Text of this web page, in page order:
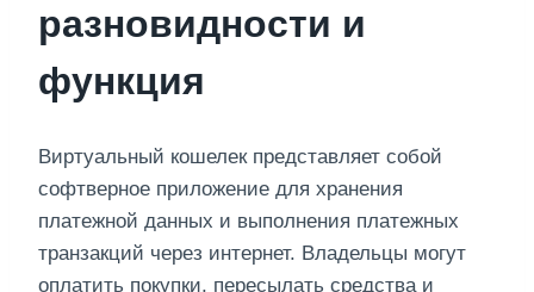
разновидности и
функция
Виртуальный кошелек представляет собой
софтверное приложение для хранения
платежной данных и выполнения платежных
транзакций через интернет. Владельцы могут
оплатить покупки, пересылать средства и